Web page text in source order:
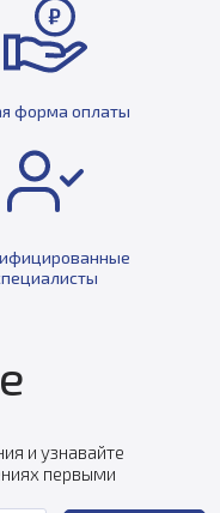
форма оплаты
и узнавайте
первыми